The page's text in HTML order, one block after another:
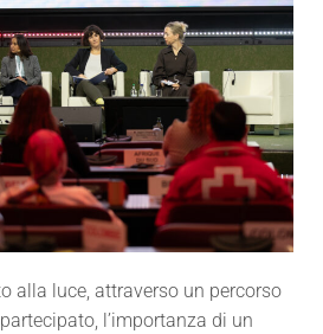
alla luce, attraverso un percorso
l’importanza di un